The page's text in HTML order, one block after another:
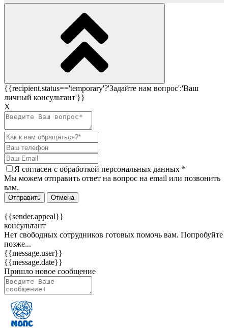
{{recipient.status=='temporary'?'Задайте нам вопрос':'Ваш
личный консультант'}}
Х
Я согласен c обработкой персональных данных *
Мы можем отправить ответ на вопрос на email или позвонить
вам.
Отправить Отмена
{{sender.appeal}}
консультант
Нет свободных сотрудников готовых помочь вам. Попробуйте
позже...
{{message.user}}
{{message.date}}
Пришло новое сообщение